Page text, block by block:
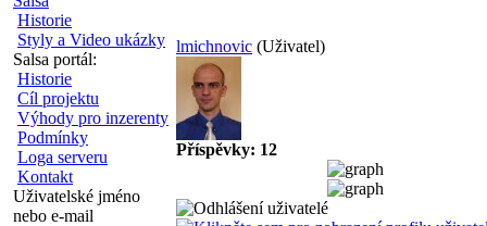
Historie
Styly a Video ukázky
Salsa portál:
Historie
Cíl projektu
Výhody pro inzerenty
Podmínky
Loga serveru
Kontakt
Uživatelské jméno
nebo e-mail
lmichnovic (Uživatel)
Příspěvky: 12